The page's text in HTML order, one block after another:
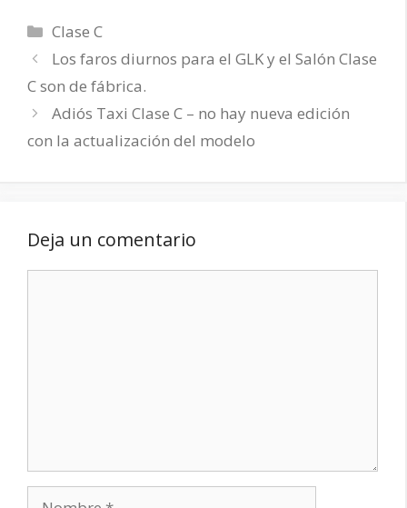
Categorías
Clase C
Los faros diurnos para el GLK y el Salón Clase
C son de fábrica.
Adiós Taxi Clase C – no hay nueva edición
con la actualización del modelo
Deja un comentario